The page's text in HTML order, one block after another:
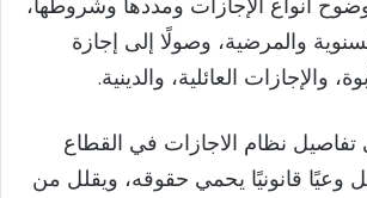
والمرضية، وصولًا إلى إجازة
والإجازات العائلية، والدينية.
تفاصيل نظام الاجازات في القطاع
وعيًا قانونيًا يحمي حقوقه، ويقلل من